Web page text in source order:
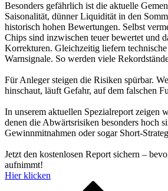
Besonders gefährlich ist die aktuelle
Saisonalität, dünner Liquidität in den
historisch hohen Bewertungen. Selbst
Chips sind inzwischen teuer bewertet und
Korrekturen. Gleichzeitig liefern
Warnsignale. So werden viele
Für Anleger steigen die Risiken spürbar.
hinschaut, läuft Gefahr, auf dem falschen
In unserem aktuellen Spezialreport zeigen
denen die Abwärtsrisiken besonders hoch
Gewinnmitnahmen oder sogar Short-
Jetzt den kostenlosen Report sichern –
aufnimmt!
Hier klicken